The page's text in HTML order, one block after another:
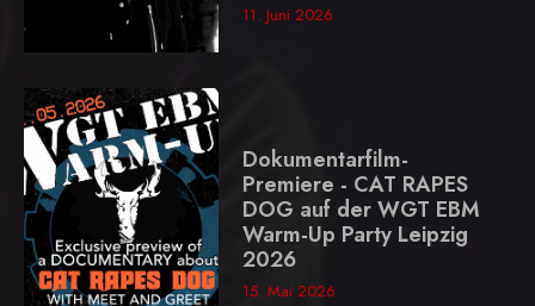
11. Juni 2026
Dokumentarfilm-
Premiere - CAT RAPES
DOG auf der WGT EBM
Warm-Up Party Leipzig
2026
15. Mai 2026